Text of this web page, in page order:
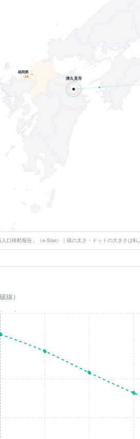
福岡県
-14 津久見市
口移動報告」（e-Stat）｜線の太さ・ドットの大きさは転
線）